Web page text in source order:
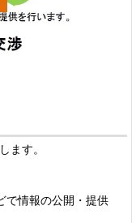
ます。
で情報の公開・提供